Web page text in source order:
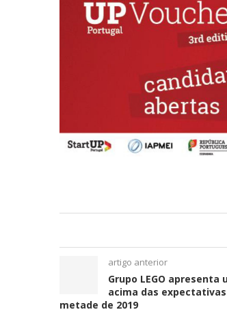
artigo anterior
Grupo LEGO apresenta
acima das
metade de 2019
Ironhack
tornar a